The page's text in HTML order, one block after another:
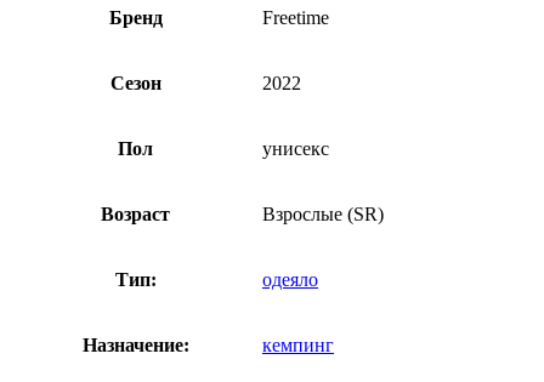
Бренд Freetime
Сезон 2022
Пол унисекс
Возраст Взрослые (SR)
Тип: одеяло
Назначение: кемпинг